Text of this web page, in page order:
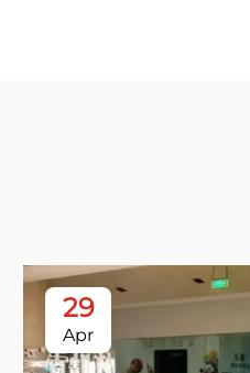
29
Apr